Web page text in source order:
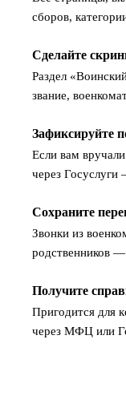
сборов,
Сделайте
Раздел
звание,
Зафиксируйте
Если вам
через
Сохраните
Звонки из
родственников —
Получите
Пригодится для
через МФЦ или